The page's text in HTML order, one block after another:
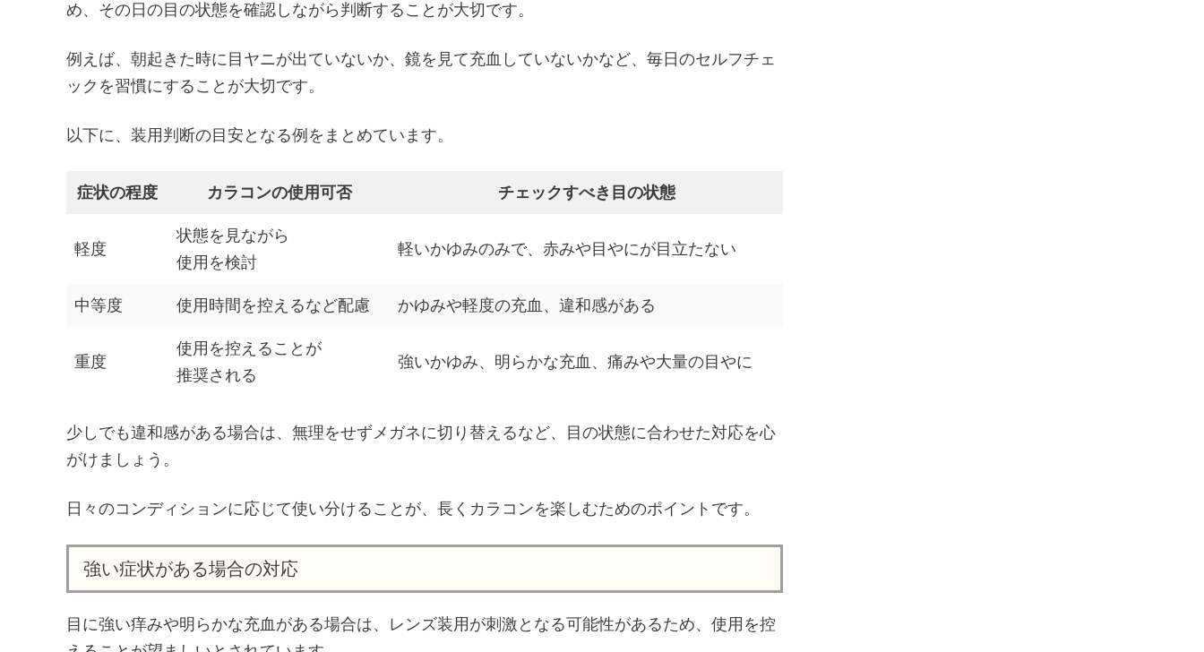
め、その日の目の状態を確認しながら判断することが大切です。
例えば、朝起きた時に目ヤニが出ていないか、鏡を見て充血していないかなど、毎日のセルフチェ
ックを習慣にすることが大切です。
以下に、装用判断の目安となる例をまとめています。
症状の程度 カラコンの使用可否 チェックすべき目の状態
軽度
状態を見ながら
使用を検討
軽いかゆみのみで、赤みや目やにが目立たない
中等度 使用時間を控えるなど配慮 かゆみや軽度の充血、違和感がある
重度
使用を控えることが
推奨される
強いかゆみ、明らかな充血、痛みや大量の目やに
少しでも違和感がある場合は、無理をせずメガネに切り替えるなど、目の状態に合わせた対応を心
がけましょう。
日々のコンディションに応じて使い分けることが、長くカラコンを楽しむためのポイントです。
強い症状がある場合の対応
目に強い痒みや明らかな充血がある場合は、レンズ装用が刺激となる可能性があるため、使用を控